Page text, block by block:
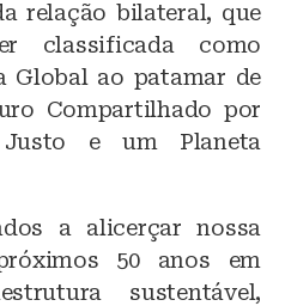
relação bilateral, que
classificada como
Global ao patamar de
Compartilhado por
e um Planeta
a alicerçar nossa
50 anos em
sustentável,